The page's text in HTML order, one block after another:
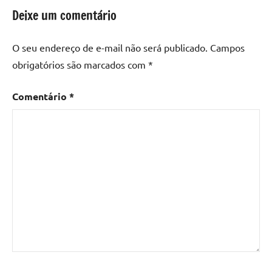
Deixe um comentário
O seu endereço de e-mail não será publicado. Campos
obrigatórios são marcados com *
Comentário *